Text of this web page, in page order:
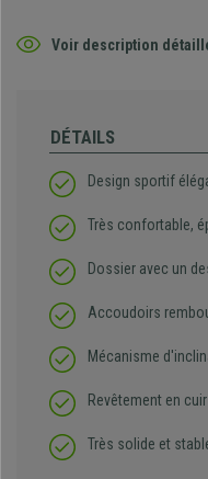
Voir description
DÉTAILS
Design sportif
Très confortable,
Dossier avec un
Accoudoirs
Mécanisme
Revêtement en
Très solide et